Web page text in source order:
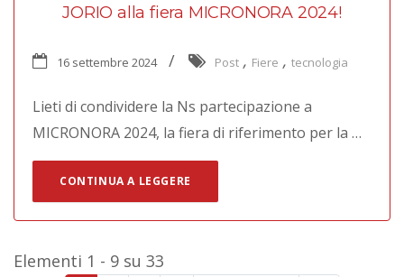
JORIO alla fiera MICRONORA 2024!
16 settembre 2024 Post , Fiere , tecnologia
Lieti di condividere la Ns partecipazione a
MICRONORA 2024, la fiera di riferimento per la …
CONTINUA A LEGGERE
Elementi 1 - 9 su 33